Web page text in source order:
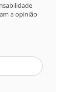
a opinião